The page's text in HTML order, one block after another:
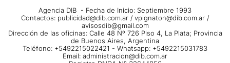
Agencia DIB - Fecha de Inicio: Septiembre 1993
Contactos: publicidad@dib.com.ar / vpignaton@dib.com.ar /
avisosdib@gmail.com
Dirección de las oficinas: Calle 48 Nº 726 Piso 4, La Plata; Provincia
de Buenos Aires, Argentina
Teléfono: +5492215022421 - Whatsapp: +5492215031783
Email: administracion@dib.com.ar